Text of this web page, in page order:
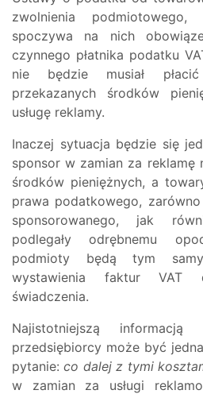
zwolnienia
spoczywa na nich
czynnego płatnika podatku
nie będzie musiał
przekazanych środków
usługę reklamy.
Inaczej sytuacja będzie się
sponsor w zamian za reklamę
środków pieniężnych, a
prawa podatkowego,
sponsorowanego, jak
podlegały odrębnemu
podmioty będą tym
wystawienia faktur VAT
świadczenia.
Najistotniejszą
przedsiębiorcy może być
pytanie:co dalej z tymi
w zamian za usługi